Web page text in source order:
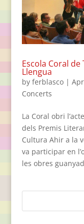
Escola Coral
Llengua
by ferblasco|
Concerts
La Coral obri
dels Premis
Cultura Ahir a la
va participar en
les obres